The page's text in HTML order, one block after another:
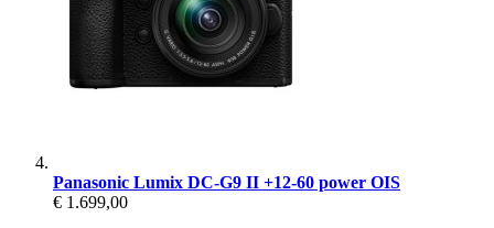
Panasonic Lumix DC-G9 II +12-60 power OIS
€ 1.699,00